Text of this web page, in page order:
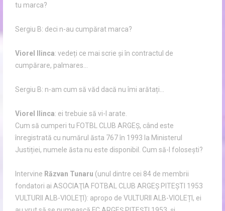
tu marca?
Sergiu B: deci n-au cumpărat marca?
Viorel Ilinca: vedeți ce mai scrie și în contractul de
cumpărare, palmares…
Sergiu B: n-am cum să văd dacă nu îmi arătați…
Viorel Ilinca: ei trebuie să vi-l arate.
Cum să cumperi tu FOTBL CLUB ARGEȘ, când este
înregistrată cu numărul ăsta 767 în 1993 la Ministerul
Justiției, numele ăsta nu este disponibil. Cum să-l folosești?
Intervine Răzvan Tunaru (unul dintre cei 84 de membrii
fondatori ai ASOCIAŢIA FOTBAL CLUB ARGEŞ PITEŞTI 1953
VULTURII ALB-VIOLEŢI): apropo de VULTURII ALB-VIOLEȚI, ei